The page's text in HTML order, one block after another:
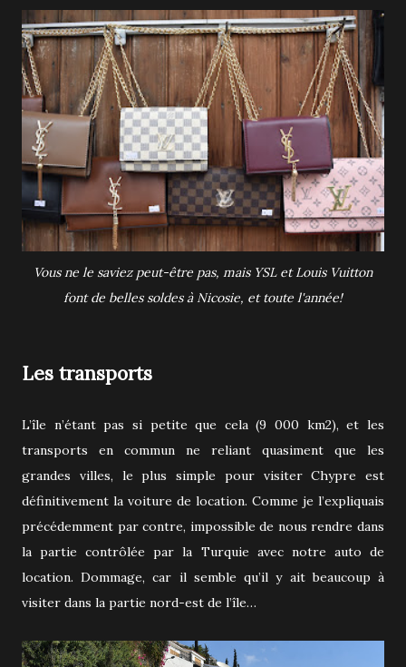
Vous ne le saviez peut-être pas, mais YSL et Louis Vuitton
font de belles soldes à Nicosie, et toute l'année!
Les transports
L’île n’étant pas si petite que cela (9 000 km2), et les
transports en commun ne reliant quasiment que les
grandes villes, le plus simple pour visiter Chypre est
définitivement la voiture de location. Comme je l’expliquais
précédemment par contre, impossible de nous rendre dans
la partie contrôlée par la Turquie avec notre auto de
location. Dommage, car il semble qu’il y ait beaucoup à
visiter dans la partie nord-est de l’île…